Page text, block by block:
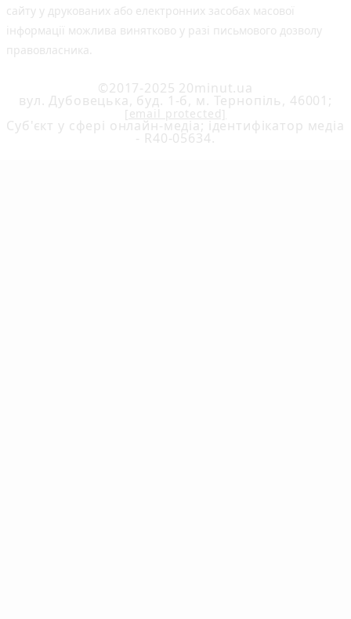
сайту у друкованих або електронних засобах масової
інформації можлива винятково у разі письмового дозволу
правовласника.
©2017-2025 20minut.ua
вул. Дубовецька, буд. 1-б, м. Тернопіль, 46001;
[email protected]
Cуб'єкт у сфері онлайн-медіа; ідентифікатор медіа
- R40-05634.